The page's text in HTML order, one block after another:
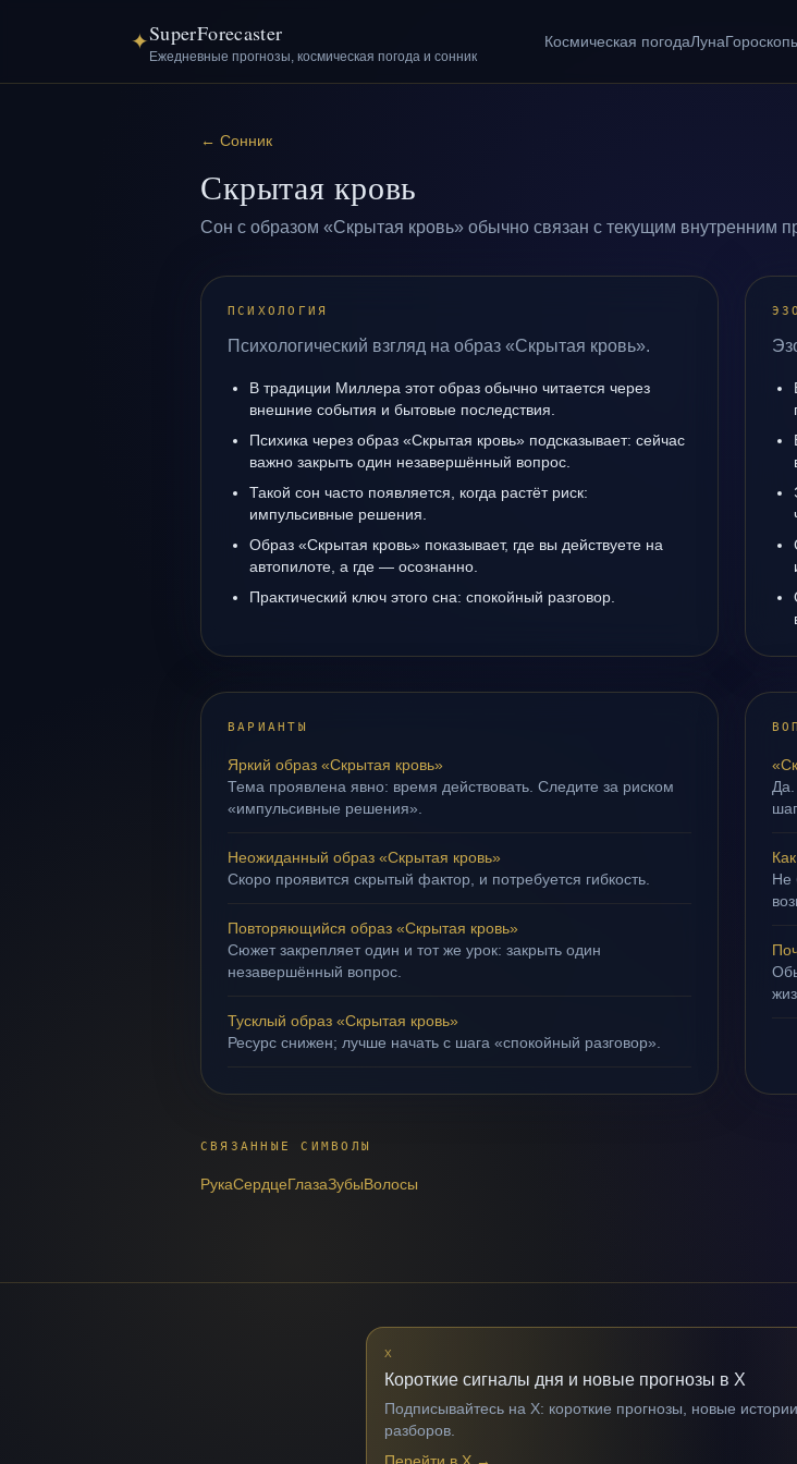
✦SuperForecaster
Ежедневные прогнозы, космическая погода и сонник
Космическая погодаЛуна
← Сонник
Скрытая кровь
Сон с образом «Скрытая кровь» обычно связан с текущим внутренним
ПСИХОЛОГИЯ
Психологический взгляд на образ «Скрытая кровь».
В традиции Миллера этот образ обычно читается через
внешние события и бытовые последствия.
Психика через образ «Скрытая кровь» подсказывает: сейчас
важно закрыть один незавершённый вопрос.
Такой сон часто появляется, когда растёт риск:
импульсивные решения.
Образ «Скрытая кровь» показывает, где вы действуете на
автопилоте, а где — осознанно.
Практический ключ этого сна: спокойный разговор.
ВАРИАНТЫ
Яркий образ «Скрытая кровь»
Тема проявлена явно: время действовать. Следите за риском
«импульсивные решения».
Неожиданный образ «Скрытая кровь»
Скоро проявится скрытый фактор, и потребуется гибкость.
Повторяющийся образ «Скрытая кровь»
Сюжет закрепляет один и тот же урок: закрыть один
незавершённый вопрос.
Тусклый образ «Скрытая кровь»
Ресурс снижен; лучше начать с шага «спокойный разговор».
Не
СВЯЗАННЫЕ СИМВОЛЫ
РукаСердцеГлазаЗубыВолосы
X
Короткие сигналы дня и новые прогнозы в X
Подписывайтесь на X: короткие прогнозы, новые
разборов.